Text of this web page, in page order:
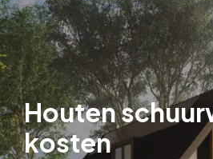
Houten
kosten